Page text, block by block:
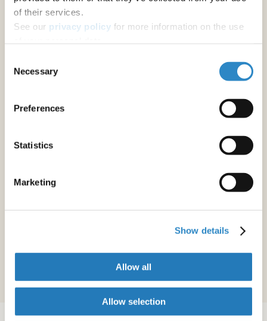
of their services.
See our privacy policy for more information on the use
Selection
Necessary
Preferences
Statistics
Marketing
Show details
Allow all
Allow selection